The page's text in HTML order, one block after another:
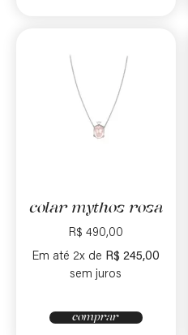
colar mythos rosa
R$ 490,00
Em até 2x de R$ 245,00
sem juros
comprar